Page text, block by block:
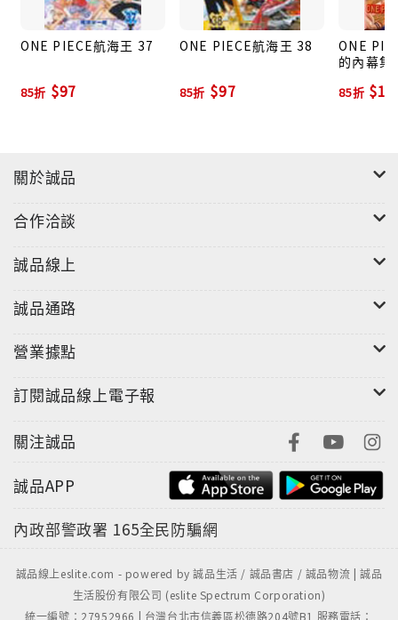
ONE PIECE航海王 37
85折 $97
ONE PIECE航海王 38
85折 $97
ONE
的內幕集
85折
關於誠品
合作洽談
誠品線上
誠品通路
營業據點
訂閱誠品線上電子報
關注誠品
誠品APP
內政部警政署 165全民防騙網
誠品線上eslite.com - powered by 誠品生活 / 誠品書店 / 誠品物流 | 誠品
生活股份有限公司 (eslite Spectrum Corporation)
統一編號：27952966 | 台灣台北市信義區松德路204號B1 服務電話：